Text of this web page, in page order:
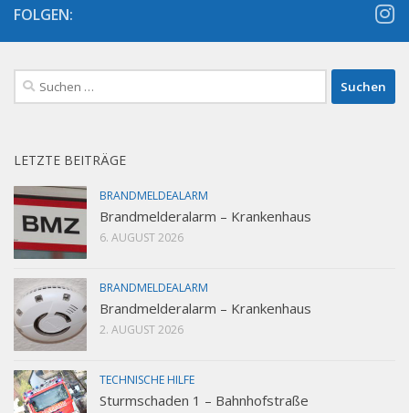
FOLGEN:
Suchen
nach:
LETZTE BEITRÄGE
BRANDMELDEALARM
Brandmelderalarm – Krankenhaus
6. AUGUST 2026
BRANDMELDEALARM
Brandmelderalarm – Krankenhaus
2. AUGUST 2026
TECHNISCHE HILFE
Sturmschaden 1 – Bahnhofstraße